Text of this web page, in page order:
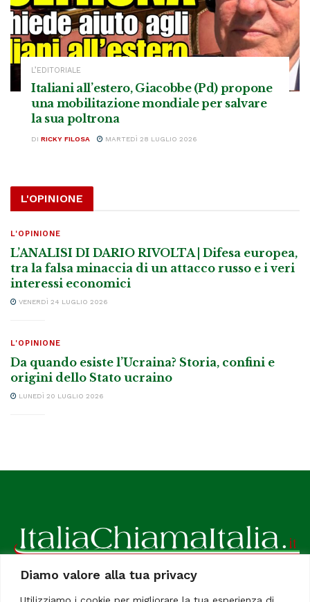
Diamo valore alla tua privacy
Utilizziamo i cookie per migliorare la tua esperienza di
L’EDITORIALE
Italiani all’estero, Giacobbe (Pd) propone
una mobilitazione mondiale per salvare
la sua poltrona
DI RICKY FILOSA MARTEDÌ 28 LUGLIO 2026
L'OPINIONE
L'OPINIONE
L’ANALISI DI DARIO RIVOLTA | Difesa europea,
tra la falsa minaccia di un attacco russo e i veri
interessi economici
VENERDÌ 24 LUGLIO 2026
L'OPINIONE
Da quando esiste l’Ucraina? Storia, confini e
origini dello Stato ucraino
LUNEDÌ 20 LUGLIO 2026
ItaliaChiamaItalia, il TUO quotidiano online preferito.